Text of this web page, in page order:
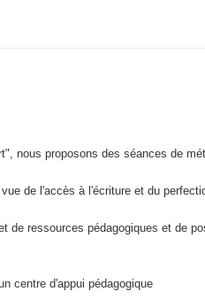
nous proposons des séances de
de l'accès à l'écriture et du
de ressources pédagogiques et de
centre d'appui pédagogique